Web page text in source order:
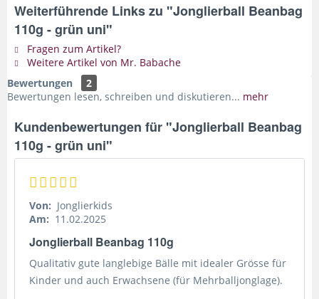
Weiterführende Links zu "Jonglierball Beanbag
110g - grün uni"
Fragen zum Artikel?
Weitere Artikel von Mr. Babache
Bewertungen
2
Bewertungen lesen, schreiben und diskutieren... mehr
Kundenbewertungen für "Jonglierball Beanbag
110g - grün uni"
Von: Jonglierkids
Am: 11.02.2025
Jonglierball Beanbag 110g
Qualitativ gute langlebige Bälle mit idealer Grösse für
Kinder und auch Erwachsene (für Mehrballjonglage).